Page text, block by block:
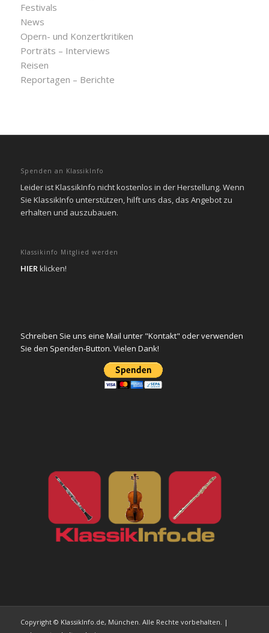
Festivals
News
Opern- und Konzertkritiken
Porträts – Interviews
Reisen
Reportagen – Berichte
Spenden an KlassikInfo
Leider ist KlassikInfo nicht kostenlos in der Herstellung. Wenn
Sie KlassikInfo unterstützen, hilft uns das, das Angebot zu
erhalten und auszubauen.
Klassikinfo Mitglied werden
HIERklicken!
Schreiben Sie uns eine Mail unter "Kontakt" oder verwenden
Sie den Spenden-Button. Vielen Dank!
Copyright © KlassikInfo.de, München. Alle Rechte vorbehalten. |